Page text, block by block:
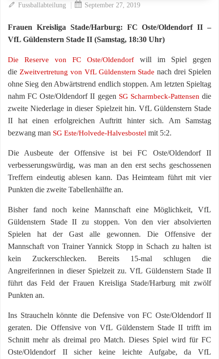
Fussballabteilung | September 27, 2019
Frauen Kreisliga Stade/Harburg: FC Oste/Oldendorf II –
VfL Güldenstern Stade II (Samstag, 18:30 Uhr)
Die Reserve von FC Oste/Oldendorf will im Spiel gegen
die Zweitvertretung von VfL Güldenstern Stade nach drei Spielen
ohne Sieg den Abwärtstrend endlich stoppen. Am letzten Spieltag
nahm FC Oste/Oldendorf II gegen SG Scharmbeck-Pattensen die
zweite Niederlage in dieser Spielzeit hin. VfL Güldenstern Stade
II hat einen erfolgreichen Auftritt hinter sich. Am Samstag
bezwang man SG Este/Holvede-Halvesbostel mit 5:2.
Die Ausbeute der Offensive ist bei FC Oste/Oldendorf II
verbesserungswürdig, was man an den erst sechs geschossenen
Treffern eindeutig ablesen kann. Das Heimteam führt mit vier
Punkten die zweite Tabellenhälfte an.
Bisher fand noch keine Mannschaft eine Möglichkeit, VfL
Güldenstern Stade II zu stoppen. Von den vier absolvierten
Spielen hat der Gast alle gewonnen. Die Offensive der
Mannschaft von Trainer Yannick Stopp in Schach zu halten ist
kein Zuckerschlecken. Bereits 15-mal schlugen die
Angreiferinnen in dieser Spielzeit zu. VfL Güldenstern Stade II
führt das Feld der Frauen Kreisliga Stade/Harburg mit zwölf
Punkten an.
Ins Straucheln könnte die Defensive von FC Oste/Oldendorf II
geraten. Die Offensive von VfL Güldenstern Stade II trifft im
Schnitt mehr als dreimal pro Match. Dieses Spiel wird für FC
Oste/Oldendorf II sicher keine leichte Aufgabe, da VfL